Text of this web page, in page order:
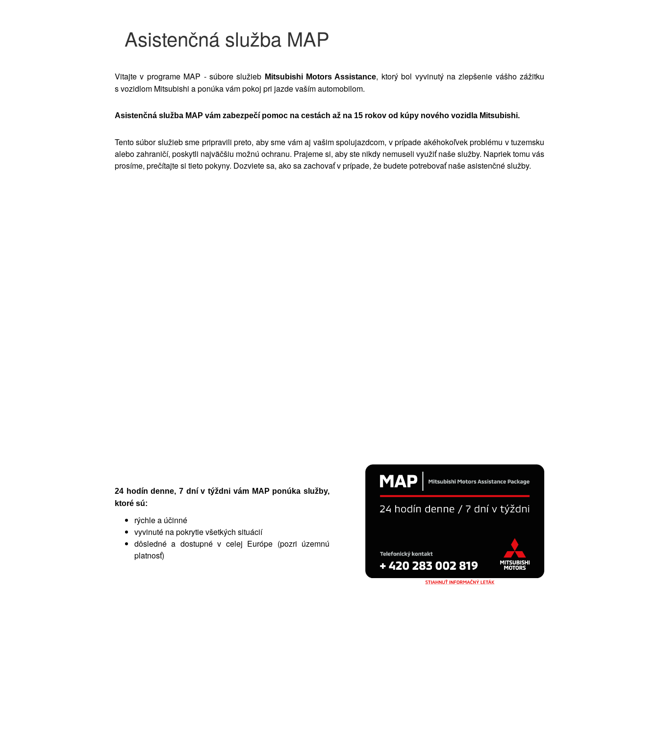
Asistenčná služba MAP
Vitajte v programe MAP - súbore služieb Mitsubishi Motors Assistance, ktorý bol vyvinutý na zlepšenie vášho zážitku
s vozidlom Mitsubishi a ponúka vám pokoj pri jazde vaším automobilom.
Asistenčná služba MAP vám zabezpečí pomoc na cestách až na 15 rokov od kúpy nového vozidla Mitsubishi.
Tento súbor služieb sme pripravili preto, aby sme vám aj vašim spolujazdcom, v prípade akéhokoľvek problému v tuzemsku
alebo zahraničí, poskytli najväčšiu možnú ochranu. Prajeme si, aby ste nikdy nemuseli využiť naše služby. Napriek tomu vás
prosíme, prečítajte si tieto pokyny. Dozviete sa, ako sa zachovať v prípade, že budete potrebovať naše asistenčné služby.
24 hodín denne, 7 dní v týždni vám MAP ponúka služby,
ktoré sú:
rýchle a účinné
vyvinuté na pokrytie všetkých situácií
dôsledné a dostupné v celej Európe (pozri územnú
platnosť)